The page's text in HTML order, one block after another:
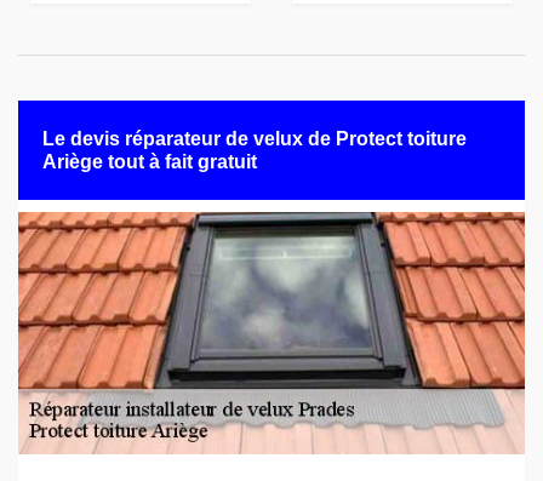
Le devis réparateur de velux de Protect toiture
Ariège tout à fait gratuit